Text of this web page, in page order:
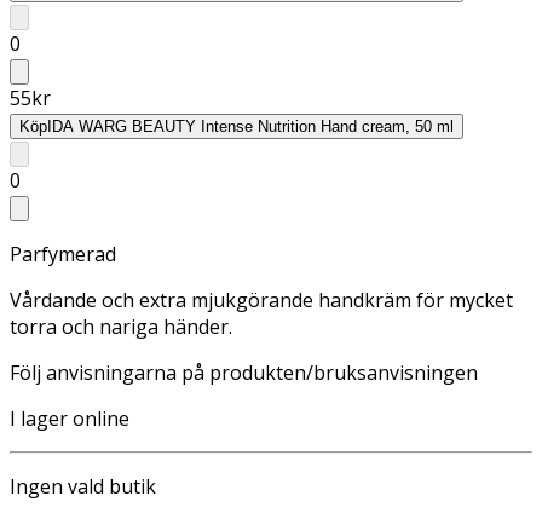
0
55kr
KöpIDA WARG BEAUTY Intense Nutrition Hand cream, 50 ml
0
Parfymerad
Vårdande och extra mjukgörande handkräm för mycket
torra och nariga händer.
Följ anvisningarna på produkten/bruksanvisningen
I lager online
Ingen vald butik